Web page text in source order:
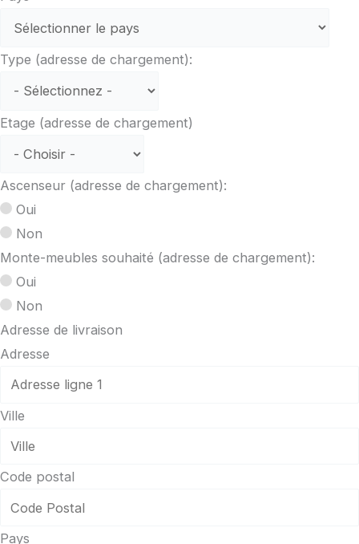
Type (adresse de chargement):
Etage (adresse de chargement)
Ascenseur (adresse de chargement):
Oui
Non
Monte-meubles souhaité (adresse de chargement):
Oui
Non
Adresse de livraison
Adresse
Ville
Code postal
Pays